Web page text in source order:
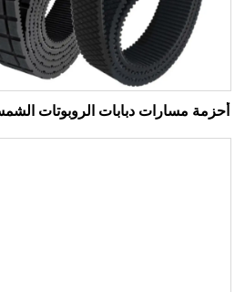
أحزمة مسارات دبابات الروبوتات